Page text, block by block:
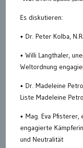
Es diskutieren:
• Dr. Peter Kolba,
• Willi Langthaler,
Weltordnung
• Dr. Madeleine
Liste Madeleine
• Mag. Eva Pfisterer,
engagierte
und Neutralität